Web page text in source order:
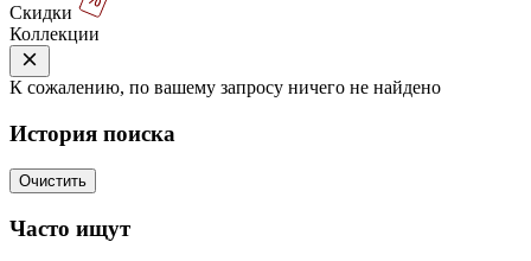
Скидки
Коллекции
К сожалению, по вашему запросу ничего не найдено
История поиска
Очистить
Часто ищут